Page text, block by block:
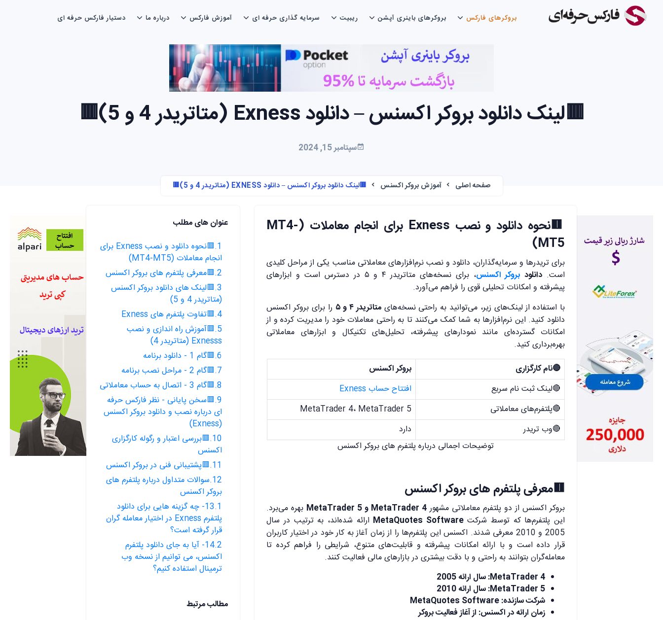
بروکرهای فارکس بروکرهای باینری آپشن ریبیت سرمایه گذاری حرفه ای آموزش فارکس درباره ما دستیار فارکس حرفه ای
🟥لینک دانلود بروکر اکسنس – دانلود Exness (متاتریدر 4 و 5)🟥
سپتامبر 15, 2024
صفحه اصلی آموزش بروکر اکسنس 🟥لینک دانلود بروکر اکسنس – دانلود EXNESS (متاتریدر 4 و 5)🟥
🟥
نحوه دانلود و نصب Exness برای انجام معاملات (MT4-
MT5)
برای تریدرها و سرمایه‌گذاران، دانلود و نصب نرم‌افزارهای معاملاتی مناسب یکی از مراحل کلیدی
است. دانلود بروکر اکسنس
، برای نسخه‌های متاتریدر ۴ و ۵ در دسترس است و ابزارهای
پیشرفته و امکانات تحلیلی قوی را فراهم می‌آورد.
با استفاده از لینک‌های زیر، می‌توانید به راحتی نسخه‌هایمتاتریدر ۴ و ۵
را برای بروکر اکسنس
دانلود کنید. این نرم‌افزارها به شما کمک می‌کنند تا به راحتی معاملات خود را مدیریت کرده و از
امکانات گسترده‌ای مانند نمودارهای پیشرفته، تحلیل‌های تکنیکال و ابزارهای معاملاتی
بهره‌برداری کنید.
🔴نام کارگزاری
بروکر اکسنس
🔴لینک ثبت نام سریع
افتتاح حساب Exness
🔴پلتفرم‌های معاملاتی
MetaTrader 4، MetaTrader 5
🔴وب تریدر
دارد
توضیحات اجمالی درباره پلتفرم های بروکر اکسنس
🟥معرفی پلتفرم های بروکر اکسنس
بروکر اکسنس از دو پلتفرم معاملاتی مشهورMetaTrader 4 و MetaTrader 5
بهره می‌برد.
این پلتفرم‌ها که توسط شرکتMetaQuotes Software ارائه شده‌اند، به ترتیب در سال
2005 و 2010 معرفی شدند. اکسنس این پلتفرم‌ها را از زمان آغاز به کار خود در اختیار کاربران
قرار داده است و با ارائه امکانات پیشرفته و قابلیت‌های متنوع، شرایطی را فراهم کرده تا
معامله‌گران بتوانند به راحتی و با دقت بیشتری در بازارهای مالی فعالیت کنند.
MetaTrader 4: سال ارائه 2005
MetaTrader 5: سال ارائه 2010
شرکت سازنده: MetaQuotes Software
زمان ارائه در اکسنس: از آغاز فعالیت بروکر
عنوان های مطلب
1.🟥نحوه دانلود و نصب Exness برای
انجام معاملات (MT4-MT5)
2.🟥معرفی پلتفرم های بروکر اکسنس
3.🟥لینک های دانلود بروکر اکسنس
(متاتریدر 4 و 5)
4.🟥تفاوت پلتفرم های Exness
5.🟥آموزش راه اندازی و نصب
Exnesss (متاتریدر 4)
6.🟥گام 1 - دانلود برنامه
7.🟥گام 2 - مراحل نصب برنامه
8.🟥گام 3 - اتصال به حساب معاملاتی
9.🟥سخن پایانی - نظر فارکس حرفه
ای درباره نصب و دانلود بروکر اکسنس
(Exness)
10.🟥بررسی اعتبار و رگوله کارگزاری
اکسنس
11.🟥پشتیبانی فنی در بروکر اکسنس
12.سوالات متداول درباره پلتفرم های
بروکر اکسنس
13.1- چه گزینه هایی برای دانلود
پلتفرم Exness در اختیار معامله گران
قرار گرفته است؟
14.2- آیا به جای دانلود پلتفرم
اکسنس، می توانیم از نسخه وب
ترمینال استفاده کنیم؟
مطالب مرتبط